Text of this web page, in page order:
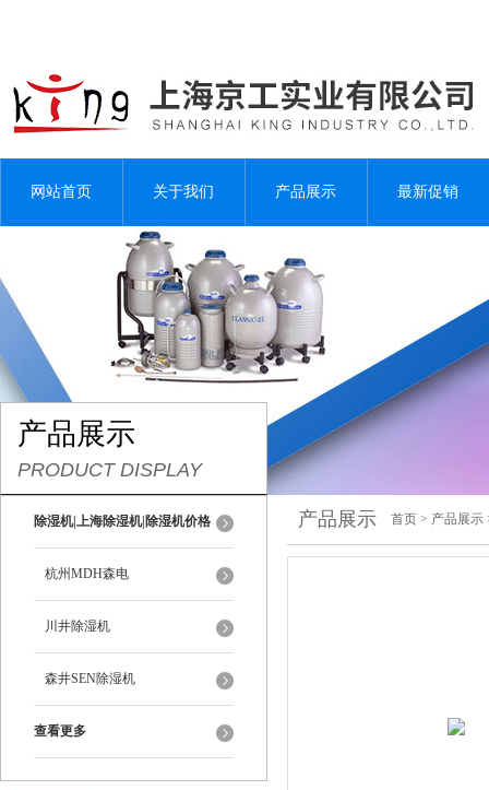
网站首页 关于我们 产品展示 最新促销
产品展示
PRODUCT DISPLAY
除湿机|上海除湿机|除湿机价格
杭州MDH森电
川井除湿机
森井SEN除湿机
查看更多
产品展示 首页 > 产品展示